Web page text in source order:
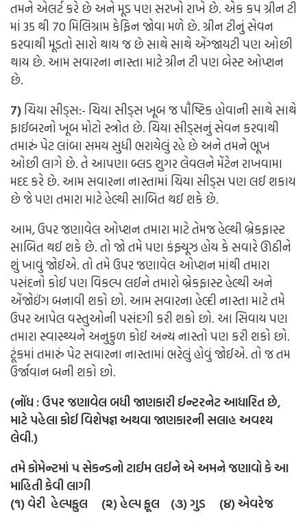
તમને એલર્ટ કરે છે અને મૂડ પણ સરખો રાખે છે. એક કપ ગ્રીન ટી
માં 35 થી 70 મિલિગ્રામ કેફિન જોવા મળે છે. ગ્રીન ટીનું સેવન
કરવાથી મૂડતો સારો થાય જ છે સાથે સાથે એંગ્જાયટી પણ ઓછી
થાય છે. આમ સવારના નાસ્તા માટે ગ્રીન ટી પણ બેસ્ટ ઓપ્શન
છે.
7)ચિયા સીડ્સ:- ચિયા સીડ્સ ખૂબ જ પૌષ્ટિક હોવાની સાથે સાથે
ફાઈબરનો ખૂબ મોટો સ્ત્રોત છે. ચિયા સીડ્સનું સેવન કરવાથી
તમારું પેટ લાંબા સમય સુધી ભરાયેલું રહે છે અને તમને ભૂખ
ઓછી લાગે છે. તે આપણા બ્લડ શુગર લેવલને મેંટેન રાખવામા
મદદ કરે છે. આમ સવારના નાસ્તામાં ચિયા સીડ્સ પણ લઈ શકાય
છે જે પણ તમારા માટે હેલ્થી સાબિત થઈ શકે છે.
આમ, ઉપર જણાવેલ ઓપ્શન તમારા માટે તેમજ હેલ્થી બ્રેકફાસ્ટ
સાબિત થઈ શકે છે. તો જો તમે પણ કંફ્યૂઝ હોય કે સવારે ઊઠીને
શું ખાવું જોઈએ. તો તમે ઉપર જણાવેલ ઓપ્શન માંથી તમારા
પસંદનો કોઈ પણ વિકલ્પ લઈને તમારો બ્રેકફાસ્ટ હેલ્થી અને
એંજોઈંગ બનાવી શકો છો. આમ સવારના હેલ્દી નાસ્તા માટે તમે
ઉપર આપેલ વસ્તુઓની પસંદગી કરી શકો છો. આ સિવાય પણ
તમારા સ્વાસ્થ્યને અનુકુળ કોઈ અન્ય નાસ્તો પણ કરી શકો છો.
ટૂંકમાં તમારું પેટ સવારના નાસ્તામાં ભરેલું હોવું જોઈએ. તો જ તમ
ઉર્જાવાન બની શકો છો.
(નોંધ : ઉપર જણાવેલ બધી જાણકારી ઈન્ટરનેટ આધારિત છે,
માટે પહેલા કોઈ વિશેષજ્ઞ અથવા જાણકારની સલાહ અવશ્ય
લેવી.)
તમે કોમેન્ટમાં ૫ સેકન્ડનો ટાઈમ લઈને એ અમને જણાવો કે આ
માહિતી કેવી લાગી
(૧) વેરી હેલ્પફુલ (૨) હેલ્પ ફૂલ (૩) ગુડ (૪) એવરેજ